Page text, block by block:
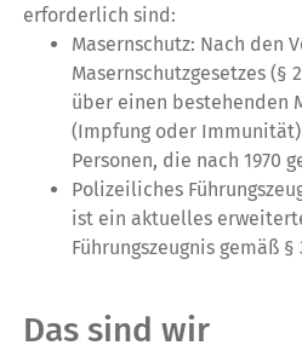
erforderlich sind:
Masernschutz: Nach den
Masernschutzgesetzes (§
über einen bestehenden
(Impfung oder
Personen, die nach 1970
Polizeiliches
ist ein aktuelles
Führungszeugnis gemäß
Das sind wir